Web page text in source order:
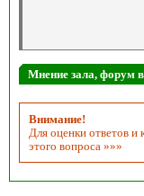
Мнение зала, форум
Внимание!
Для оценки ответов и
этого вопроса »»»